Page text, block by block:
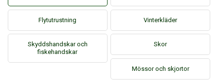
Flytutrustning Vinterkläder
Skyddshandskar och
fiskehandskar
Skor
Mössor och skjortor